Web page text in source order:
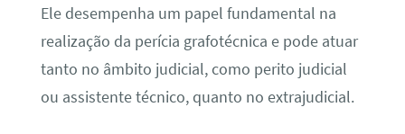
Ele desempenha um papel fundamental na
realização da perícia grafotécnica e pode atuar
tanto no âmbito judicial, como perito judicial
ou assistente técnico, quanto no extrajudicial.